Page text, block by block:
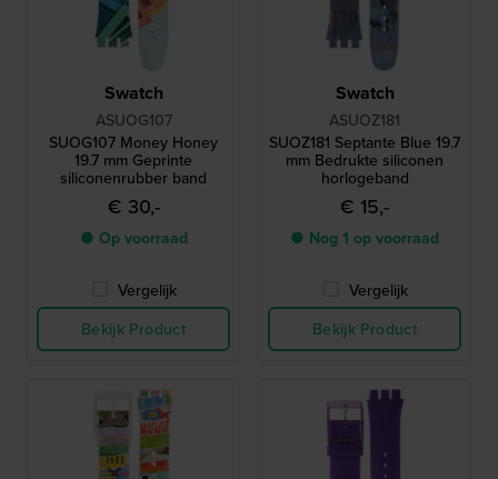
Swatch
ASUOG107
SUOG107 Money Honey
19.7 mm Geprinte
siliconenrubber band
€ 30,-
● Op voorraad
Vergelijk
Bekijk Product
Swatch
ASUOZ181
SUOZ181 Septante Blue 19.7
mm Bedrukte siliconen
horlogeband
€ 15,-
● Nog 1 op voorraad
Vergelijk
Bekijk Product